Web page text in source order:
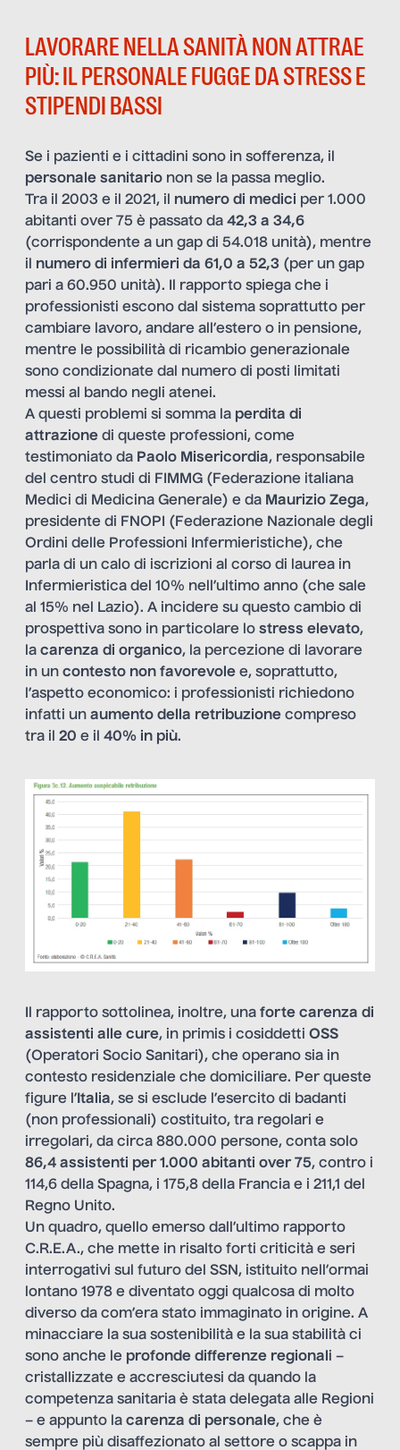
LAVORARE NELLA SANITÀ NON ATTRAE
PIÙ: IL PERSONALE FUGGE DA STRESS E
STIPENDI BASSI
Se i pazienti e i cittadini sono in sofferenza, il
personale sanitario non se la passa meglio.
Tra il 2003 e il 2021, il numero di medici per 1.000
abitanti over 75 è passato da 42,3 a 34,6
(corrispondente a un gap di 54.018 unità), mentre
il numero di infermieri da 61,0 a 52,3 (per un gap
pari a 60.950 unità). Il rapporto spiega che i
professionisti escono dal sistema soprattutto per
cambiare lavoro, andare all’estero o in pensione,
mentre le possibilità di ricambio generazionale
sono condizionate dal numero di posti limitati
messi al bando negli atenei.
A questi problemi si somma la perdita di
attrazione di queste professioni, come
testimoniato da Paolo Misericordia, responsabile
del centro studi di FIMMG (Federazione italiana
Medici di Medicina Generale) e da Maurizio Zega,
presidente di FNOPI (Federazione Nazionale degli
Ordini delle Professioni Infermieristiche), che
parla di un calo di iscrizioni al corso di laurea in
Infermieristica del 10% nell’ultimo anno (che sale
al 15% nel Lazio). A incidere su questo cambio di
prospettiva sono in particolare lo stress elevato,
la carenza di organico, la percezione di lavorare
in un contesto non favorevole e, soprattutto,
l’aspetto economico: i professionisti richiedono
infatti un aumento della retribuzione compreso
tra il 20 e il 40% in più.
Il rapporto sottolinea, inoltre, una forte carenza di
assistenti alle cure, in primis i cosiddetti OSS
(Operatori Socio Sanitari), che operano sia in
contesto residenziale che domiciliare. Per queste
figure l’ Italia, se si esclude l’esercito di badanti
(non professionali) costituito, tra regolari e
irregolari, da circa 880.000 persone, conta solo
86,4 assistenti per 1.000 abitanti over 75, contro i
114,6 della Spagna, i 175,8 della Francia e i 211,1 del
Regno Unito.
Un quadro, quello emerso dall’ultimo rapporto
C.R.E.A., che mette in risalto forti criticità e seri
interrogativi sul futuro del SSN, istituito nell’ormai
lontano 1978 e diventato oggi qualcosa di molto
diverso da com’era stato immaginato in origine. A
minacciare la sua sostenibilità e la sua stabilità ci
sono anche le profonde differenze regional i –
cristallizzate e accresciutesi da quando la
competenza sanitaria è stata delegata alle Regioni
– e appunto la carenza di personale, che è
sempre più disaffezionato al settore o scappa in